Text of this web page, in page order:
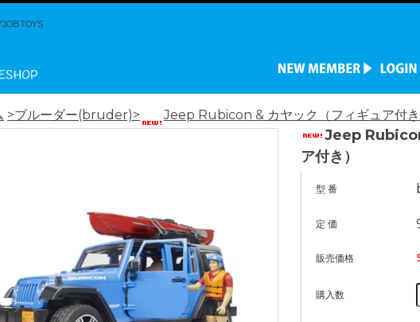
>ブルーダー(bruder)> Jeep Rubicon & カヤック（フィギュア付き
Jeep
ア付き）
型 番
定 価
販売価格
購入数